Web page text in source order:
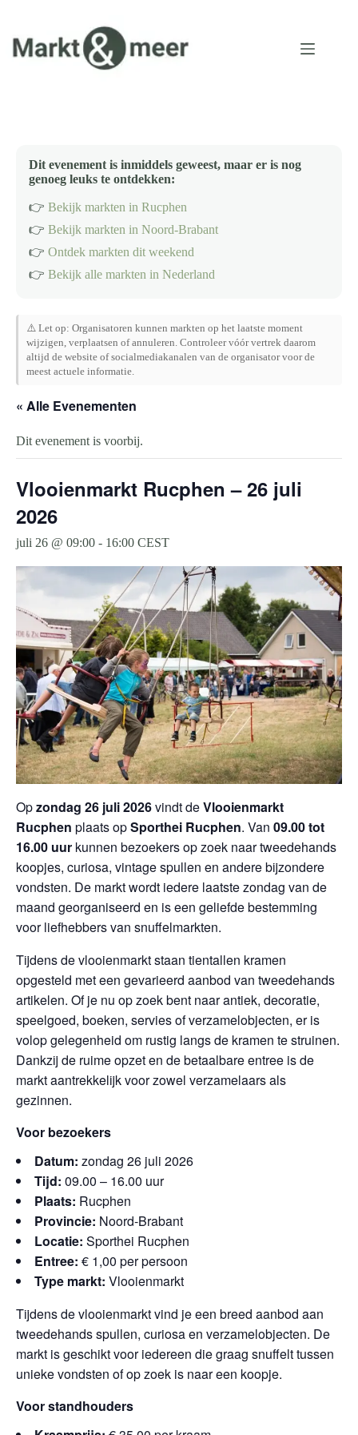
inhoud
Dit evenement is inmiddels geweest, maar er is nog
genoeg leuks te ontdekken:
👉 Bekijk markten in Rucphen
👉 Bekijk markten in Noord-Brabant
👉 Ontdek markten dit weekend
👉 Bekijk alle markten in Nederland
⚠️ Let op: Organisatoren kunnen markten op het laatste moment
wijzigen, verplaatsen of annuleren. Controleer vóór vertrek daarom
altijd de website of socialmediakanalen van de organisator voor de
meest actuele informatie.
« Alle Evenementen
Dit evenement is voorbij.
Vlooienmarkt Rucphen – 26 juli
2026
juli 26 @ 09:00 - 16:00 CEST
Opzondag 26 juli 2026vindt deVlooienmarkt
Rucphen plaats opSporthei Rucphen. Van 09.00 tot
16.00 uur kunnen bezoekers op zoek naar tweedehands
koopjes, curiosa, vintage spullen en andere bijzondere
vondsten. De markt wordt iedere laatste zondag van de
maand georganiseerd en is een geliefde bestemming
voor liefhebbers van snuffelmarkten.
Tijdens de vlooienmarkt staan tientallen kramen
opgesteld met een gevarieerd aanbod van tweedehands
artikelen. Of je nu op zoek bent naar antiek, decoratie,
speelgoed, boeken, servies of verzamelobjecten, er is
volop gelegenheid om rustig langs de kramen te struinen.
Dankzij de ruime opzet en de betaalbare entree is de
markt aantrekkelijk voor zowel verzamelaars als
gezinnen.
Voor bezoekers
Datum: zondag 26 juli 2026
Tijd: 09.00 – 16.00 uur
Plaats: Rucphen
Provincie: Noord-Brabant
Locatie: Sporthei Rucphen
Entree: € 1,00 per persoon
Type markt: Vlooienmarkt
Tijdens de vlooienmarkt vind je een breed aanbod aan
tweedehands spullen, curiosa en verzamelobjecten. De
markt is geschikt voor iedereen die graag snuffelt tussen
unieke vondsten of op zoek is naar een koopje.
Voor standhouders